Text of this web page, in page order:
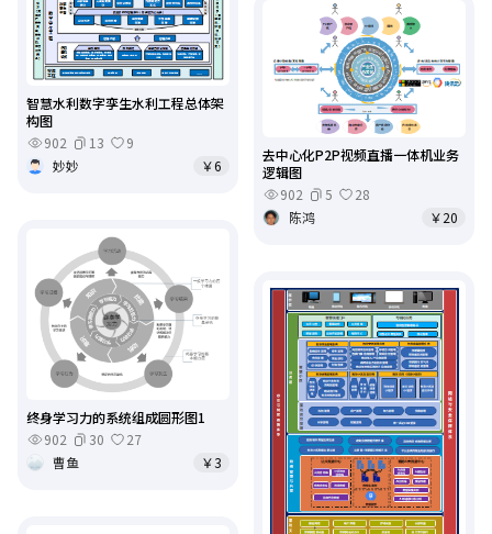
智慧水利数字孪生水利工程总体架
构图
902
13
9
妙妙
￥6
去中心化P2P视频直播一体机业务
逻辑图
902
5
28
陈鸿
￥20
终身学习力的系统组成圆形图1
902
30
27
曹鱼
￥3